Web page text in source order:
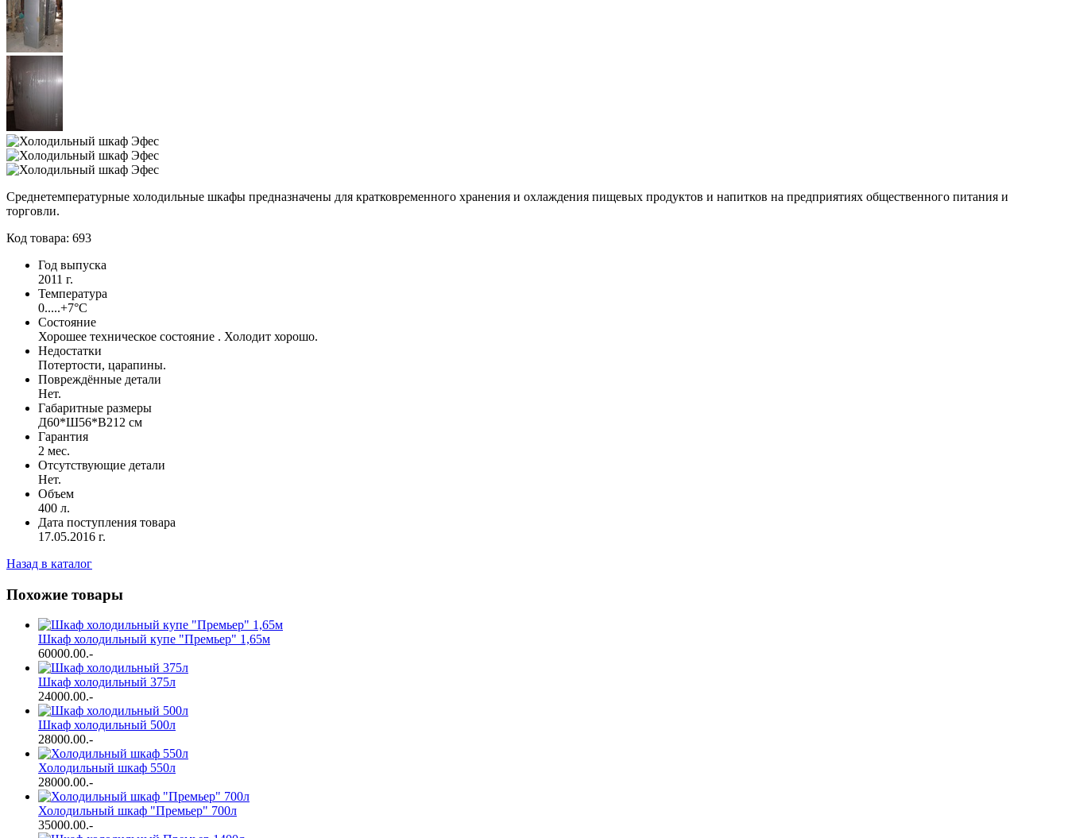
Среднетемпературные холодильные шкафы предназначены для кратковременного хранения и охлаждения пищевых продуктов и напитков на предприятиях общественного питания и
торговли.
Код товара: 693
Год выпуска
2011 г.
Температура
0.....+7°С
Состояние
Хорошее техническое состояние . Холодит хорошо.
Недостатки
Потертости, царапины.
Повреждённые детали
Нет.
Габаритные размеры
Д60*Ш56*В212 см
Гарантия
2 мес.
Отсутствующие детали
Нет.
Объем
400 л.
Дата поступления товара
17.05.2016 г.
Назад в каталог
Похожие товары
Шкаф холодильный купе "Премьер" 1,65м
60000.00.-
Шкаф холодильный 375л
24000.00.-
Шкаф холодильный 500л
28000.00.-
Холодильный шкаф 550л
28000.00.-
Холодильный шкаф "Премьер" 700л
35000.00.-